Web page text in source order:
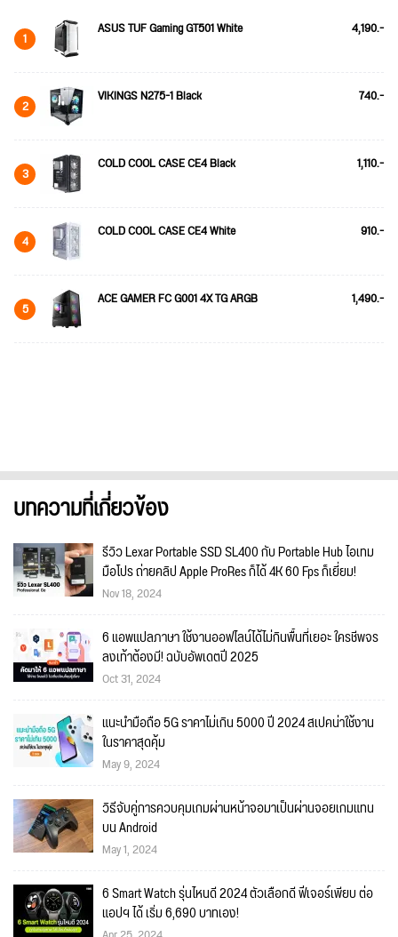
1 ASUS TUF Gaming GT501 White 4,190.-
2 VIKINGS N275-1 Black 740.-
3 COLD COOL CASE CE4 Black 1,110.-
4 COLD COOL CASE CE4 White 910.-
5 ACE GAMER FC G001 4X TG ARGB 1,490.-
บทความที่เกี่ยวข้อง
รีวิว Lexar Portable SSD SL400 กับ Portable Hub ไอเทม
มือโปร ถ่ายคลิป Apple ProRes ก็ได้ 4K 60 Fps ก็เยี่ยม!
Nov 18, 2024
6 แอพแปลภาษา ใช้งานออฟไลน์ได้ไม่กินพื้นที่เยอะ ใครชีพจร
ลงเท้าต้องมี! ฉบับอัพเดตปี 2025
Oct 31, 2024
แนะนำมือถือ 5G ราคาไม่เกิน 5000 ปี 2024 สเปคน่าใช้งาน
ในราคาสุดคุ้ม
May 9, 2024
วิธีจับคู่การควบคุมเกมผ่านหน้าจอมาเป็นผ่านจอยเกมแทน
บน Android
May 1, 2024
6 Smart Watch รุ่นไหนดี 2024 ตัวเลือกดี ฟีเจอร์เพียบ ต่อ
แอปฯ ได้ เริ่ม 6,690 บาทเอง!